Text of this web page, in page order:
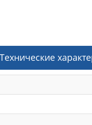
Технические